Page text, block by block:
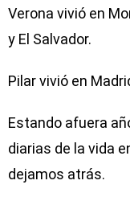
Verona vivió en
y El Salvador.
Pilar vivió en
Estando afuera
diarias de la vida
dejamos atrás.